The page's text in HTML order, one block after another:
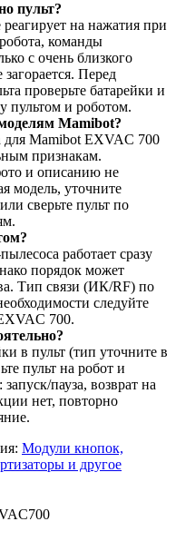
пульт?
на нажатия при
команды
с очень близкого
Перед
проверьте батарейки и
пультом и роботом.
Mamibot?
для Mamibot EXVAC 700
признакам.
и описанию не
модель, уточните
сверьте пульт по
работает сразу
порядок может
Тип связи (ИК/RF) по
следуйте
700.
в пульт (тип уточните в
пульт на робот и
пауза, возврат на
нет, повторно
Модули кнопок,
и другое